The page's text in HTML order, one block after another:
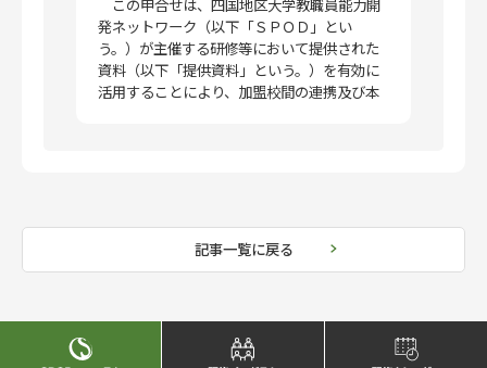
この申合せは、四国地区大学教職員能力開
発ネットワーク（以下「ＳＰＯＤ」とい
う。）が主催する研修等において提供された
資料（以下「提供資料」という。）を有効に
活用することにより、加盟校間の連携及び本
提供資料の権利（著作権を含む。）は、作
配布、インターネット配信、翻訳、翻訳以外
記事一覧に戻る